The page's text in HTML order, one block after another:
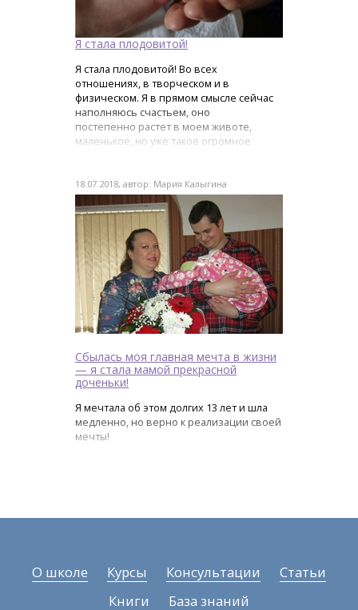
Я стала плодовитой!
Я стала плодовитой! Во всех
отношениях, в творческом и в
физическом. Я в прямом смысле сейчас
наполняюсь счастьем, оно
постепенно растет в моем животе,
маленькое, но уже такое огромное
18.07.2018, автор: Мария Калыгина
Сбылась моя главная мечта в жизни
— я стала мамой прекрасной
доченьки!
Я мечтала об этом долгих 13 лет и шла
медленно, но верно к реализации своей
мечты!
О школе Курсы Консультации
Статьи
Книги
База знаний